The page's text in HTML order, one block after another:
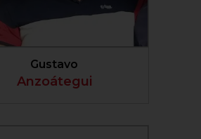
VER PERFIL
Gustavo
Anzoátegui